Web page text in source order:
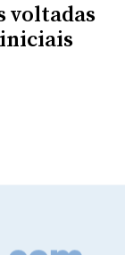
voltadas
iniciais